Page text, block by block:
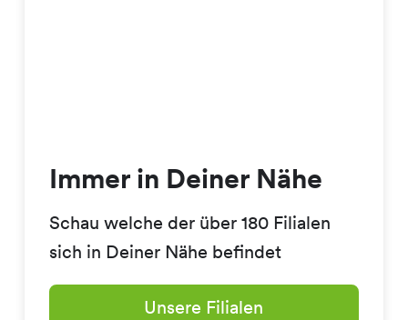
Immer in Deiner Nähe
Schau welche der über 180 Filialen
sich in Deiner Nähe befindet
Unsere Filialen